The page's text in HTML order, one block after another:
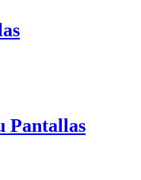
Pantallas